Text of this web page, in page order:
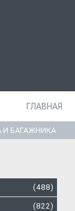
ГЛАВНАЯ
И БАГАЖНИКА
(488)
(822)